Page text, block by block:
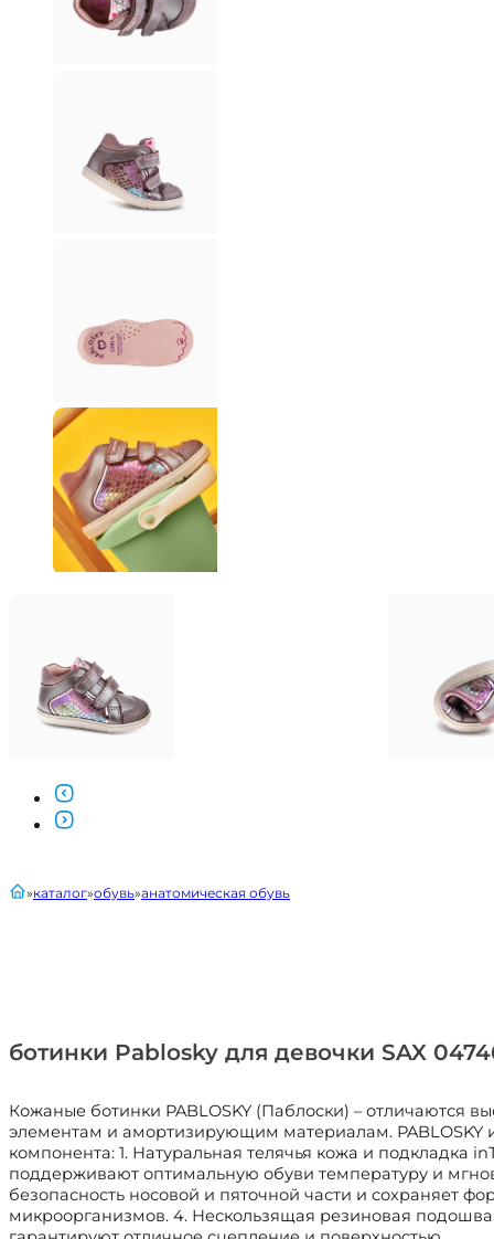
ботинки Pablosky для девочки SAX
Кожаные ботинки PABLOSKY (Паблоски) – отличаются
элементам и амортизирующим материалам. PABLOSKY
компонента: 1. Натуральная телячья кожа и
поддерживают оптимальную обуви температуру и
безопасность носовой и пяточной части и сохраняет
микроорганизмов. 4. Нескользящая резиновая
главнаякаталог обувь анатомическая обувь